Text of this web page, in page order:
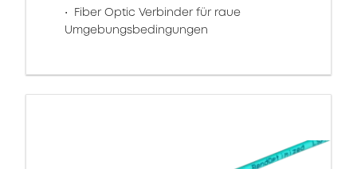
Fiber Optic Verbinder für raue
Umgebungsbedingungen